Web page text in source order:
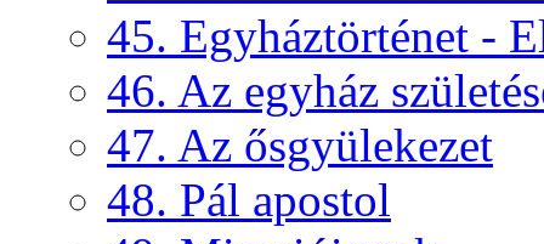
45. Egyháztörténet -
46. Az egyház
47. Az ősgyülekezet
48. Pál apostol